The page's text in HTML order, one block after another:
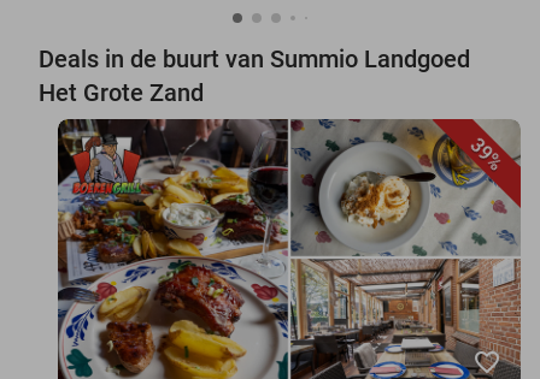
Deals in de buurt van Summio Landgoed
Het Grote Zand
39%
favorite_border